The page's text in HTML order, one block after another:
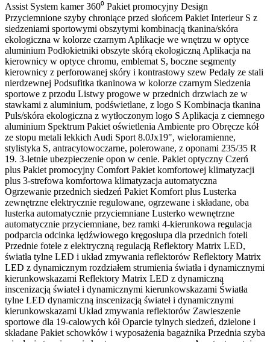
Assist System kamer 360⁰ Pakiet promocyjny Design
Przyciemnione szyby chroniące przed słońcem Pakiet Interieur S z
siedzeniami sportowymi obszytymi kombinacją tkanina/skóra
ekologiczna w kolorze czarnym Aplikacje we wnętrzu w optyce
aluminium Podłokietniki obszyte skórą ekologiczną Aplikacja na
kierownicy w optyce chromu, emblemat S, boczne segmenty
kierownicy z perforowanej skóry i kontrastowy szew Pedały ze stali
nierdzewnej Podsufitka tkaninowa w kolorze czarnym Siedzenia
sportowe z przodu Listwy progowe w przednich drzwiach ze w
stawkami z aluminium, podświetlane, z logo S Kombinacja tkanina
Puls/skóra ekologiczna z wytłoczonym logo S Aplikacja z ciemnego
aluminium Spektrum Pakiet oświetlenia Ambiente pro Obręcze kół
ze stopu metali lekkich Audi Sport 8.0Jx19", wieloramienne,
stylistyka S, antracytowoczarne, polerowane, z oponami 235/35 R
19. 3-letnie ubezpieczenie opon w cenie. Pakiet optyczny Czerń
plus Pakiet promocyjny Comfort Pakiet komfortowej klimatyzacji
plus 3-strefowa komfortowa klimatyzacja automatyczna
Ogrzewanie przednich siedzeń Pakiet Komfort plus Lusterka
zewnętrzne elektrycznie regulowane, ogrzewane i składane, oba
lusterka automatycznie przyciemniane Lusterko wewnętrzne
automatycznie przyciemniane, bez ramki 4-kierunkowa regulacja
podparcia odcinka lędźwiowego kręgosłupa dla przednich foteli
Przednie fotele z elektryczną regulacją Reflektory Matrix LED,
światła tylne LED i układ zmywania reflektorów Reflektory Matrix
LED z dynamicznym rozdziałem strumienia światła i dynamicznymi
kierunkowskazami Reflektory Matrix LED z dynamiczną
inscenizacją świateł i dynamicznymi kierunkowskazami Światła
tylne LED dynamiczną inscenizacją świateł i dynamicznymi
kierunkowskazami Układ zmywania reflektorów Zawieszenie
sportowe dla 19-calowych kół Oparcie tylnych siedzeń, dzielone i
składane Pakiet schowków i wyposażenia bagażnika Przednia szyba